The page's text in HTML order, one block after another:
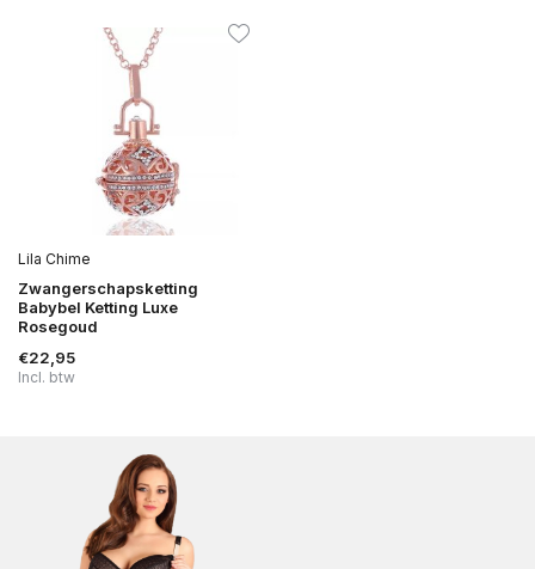
Lila Chime
Zwangerschapsketting
Babybel Ketting Luxe
Rosegoud
€22,95
Incl. btw